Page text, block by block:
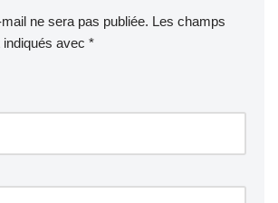
ne sera pas publiée. Les champs
avec *